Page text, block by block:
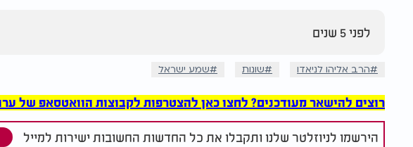
לפני 5 שנים
הרב אליהו לניאדו שונות שמע ישראל
רוצים להישאר מעודכנים? לחצו כאן להצטרפות לקבוצות הוואטסאפ של ערוץ 2000
הירשמו לניוזלטר שלנו ותקבלו את כל החדשות החשובות ישירות למייל